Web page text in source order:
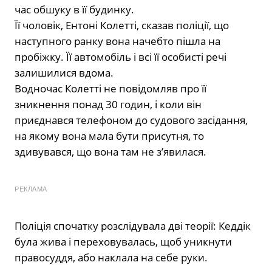
час обшуку в її будинку.
Її чоловік, Ентоні Колетті, сказав поліції, що
наступного ранку вона начебто пішла на
пробіжку. Її автомобіль і всі її особисті речі
залишилися вдома.
Водночас Колетті не повідомляв про її
зникнення понад 30 годин, і коли він
приєднався телефоном до судового засідання,
на якому вона мала бути присутня, то
здивувався, що вона там не з’явилася.
РЕКЛАМА
Поліція спочатку розслідувала дві теорії: Кеддік
була жива і переховувалась, щоб уникнути
правосуддя, або наклала на себе руки.